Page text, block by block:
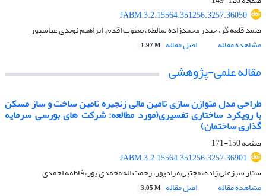
JABM.3.2.15564.351256.3257.36050
صمد قلعه گر، حیدر محمدزاده سالطه، یعقوب اقدم، ابراهیم نویدی عباسپور
مشاهده مقاله
اصل مقاله 1.97 M
مقاله علمی-پژوهشی
طراحی مدل متوازن سازی تامین مالی زنجیره تامین ساخت و ساز مسکن
با رویکرد ساختاری تفسیری(مورد مطالعه: شرکت های بورسی سرمایه
گذاری ساختمان)
صفحه150-171
JABM.3.2.15564.351256.3257.36901
ستار سبزعلی زاده، مجتبی مرادپور، رحمت اله محمدی پور، فاطمه احمدی
مشاهده مقاله
اصل مقاله 3.05 M